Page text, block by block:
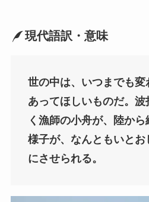
現代語訳・意味
世の中は、いつまでも
あってほしいものだ。
く漁師の小舟が、陸か
様子が、なんともいと
にさせられる。